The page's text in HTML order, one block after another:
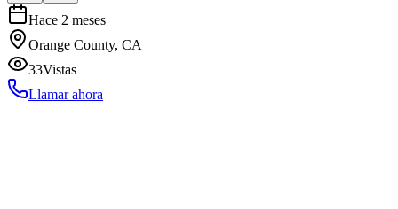
Hace 2 meses
Orange County, CA
33Vistas
Llamar ahora